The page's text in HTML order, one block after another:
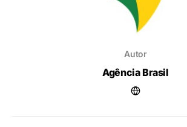
Autor
Agência Brasil